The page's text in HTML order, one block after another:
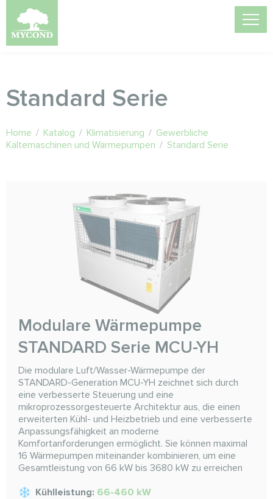
Standard Serie
Home / Katalog / Klimatisierung / Gewerbliche
Kältemaschinen und Wärmepumpen / Standard Serie
Modulare Wärmepumpe
STANDARD Serie MCU-YH
Die modulare Luft/Wasser-Wärmepumpe der
STANDARD-Generation MCU-YH zeichnet sich durch
eine verbesserte Steuerung und eine
mikroprozessorgesteuerte Architektur aus, die einen
erweiterten Kühl- und Heizbetrieb und eine verbesserte
Anpassungsfähigkeit an moderne
Komfortanforderungen ermöglicht. Sie können maximal
16 Wärmepumpen miteinander kombinieren, um eine
Gesamtleistung von 66 kW bis 3680 kW zu erreichen
Kühlleistung: 66-460 kW